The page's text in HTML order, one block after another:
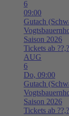
6
09:00
Gutach
Saison 2026
Tickets ab
AUG
6
Do, 09:00
Gutach
Saison 2026
Tickets ab